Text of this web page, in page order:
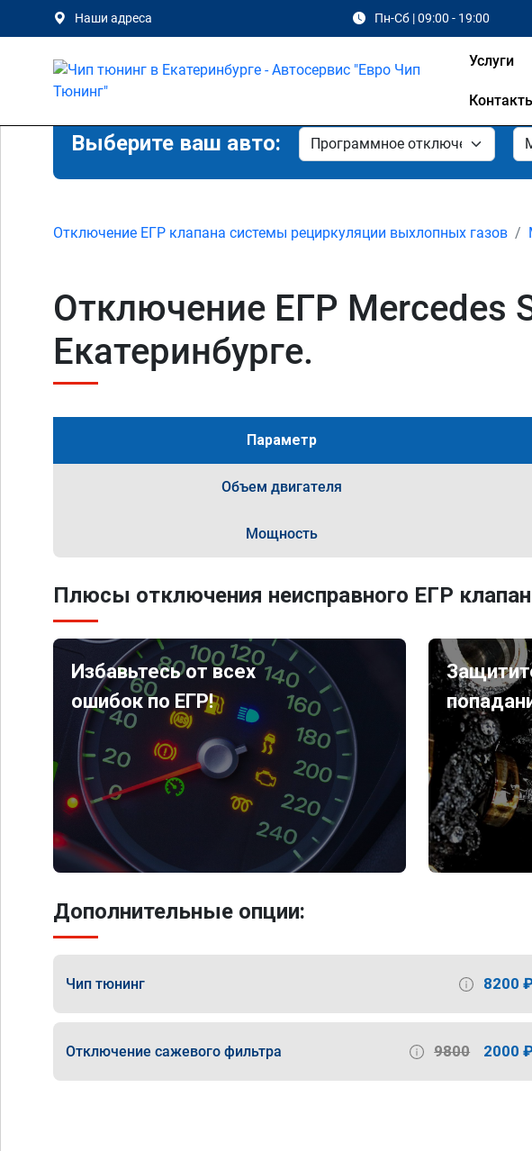
Наши адреса Пн-Сб | 09:00 - 19:00
Услуги
Выберите ваш авто:
Отключение ЕГР клапана системы рециркуляции выхлопных газов
Отключение ЕГР Mercedes
Екатеринбурге.
Параметр
Объем двигателя
Мощность
Плюсы отключения неисправного ЕГР
Избавьтесь от всех
ошибок по ЕГР!
Дополнительные опции:
Чип тюнинг 8200
Отключение сажевого фильтра 9800 2000